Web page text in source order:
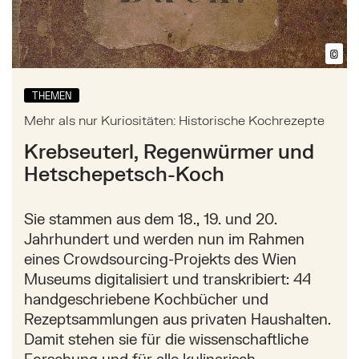
©
THEMEN
Mehr als nur Kuriositäten: Historische Kochrezepte
Krebseuterl, Regenwürmer und
Hetschepetsch-Koch
Sie stammen aus dem 18., 19. und 20.
Jahrhundert und werden nun im Rahmen
eines Crowdsourcing-Projekts des Wien
Museums digitalisiert und transkribiert: 44
handgeschriebene Kochbücher und
Rezeptsammlungen aus privaten Haushalten.
Damit stehen sie für die wissenschaftliche